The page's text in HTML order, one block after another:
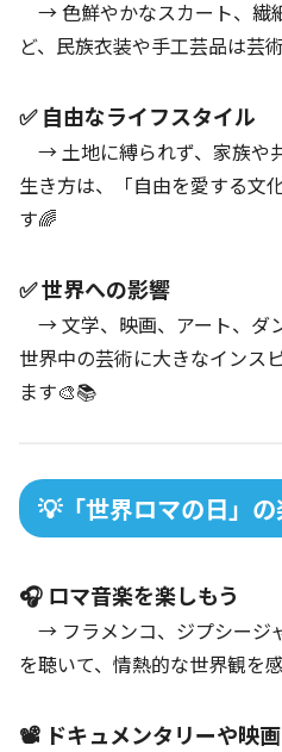
→ 色鮮やかなスカート、繊
ど、民族衣装や手工芸品は芸
✅ 自由なライフスタイル
→ 土地に縛られず、家族や
生き方は、「自由を愛する文
す🌈
✅ 世界への影響
→ 文学、映画、アート、ダ
世界中の芸術に大きなインス
ます🎨📚
💡「世界ロマの日」
🎧 ロマ音楽を楽しもう
→ フラメンコ、ジプシージ
を聴いて、情熱的な世界観を
📽️ ドキュメンタリーや映